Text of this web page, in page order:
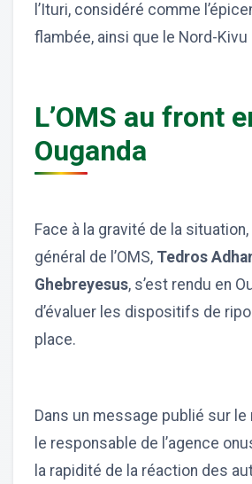
l’Ituri, considéré comme
flambée, ainsi que le Nord-Kivu
L’OMS au front
Ouganda
Face à la gravité de la
général de l’OMS, Tedros
Ghebreyesus, s’est rendu en
d’évaluer les dispositifs de
place.
Dans un message publié sur
le responsable de l’agence
la rapidité de la réaction des